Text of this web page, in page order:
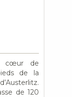
cœur de
de la
de 120